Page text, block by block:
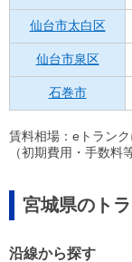
仙台市太白区
仙台市泉区
石巻市
賃料相場：eトラン
（初期費用・手数料
宮城県のト
沿線から探す